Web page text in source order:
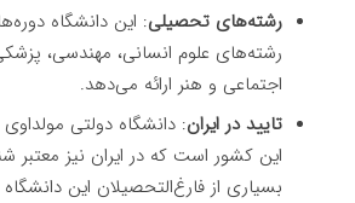
رشته‌های تحصیلی: این دانشگاه
رشته‌های علوم انسانی، مهندسی،
اجتماعی و هنر ارائه می‌دهد.
تایید در ایران: دانشگاه دولتی
این کشور است که در ایران نیز معتبر
بسیاری از فارغ‌التحصیلان این